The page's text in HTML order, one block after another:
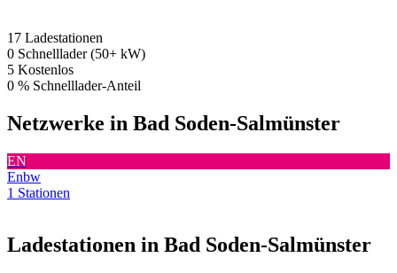
17 Ladestationen
0 Schnelllader (50+ kW)
5 Kostenlos
0 % Schnelllader-Anteil
Netzwerke in Bad Soden-Salmünster
EN
Enbw
1 Stationen
Ladestationen in Bad Soden-Salmünster